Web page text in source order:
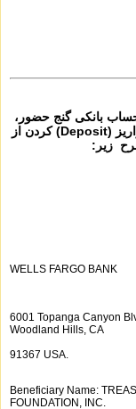
بانکی گنج حضور،
از تمام نقاط دنیا غیر از ایران، یا واریز (Deposit) کردن از
زیر:
WELLS FARGO BANK
6001 Topanga Canyon
Woodland Hills, CA
91367 USA.
Beneficiary Name:
FOUNDATION, INC.